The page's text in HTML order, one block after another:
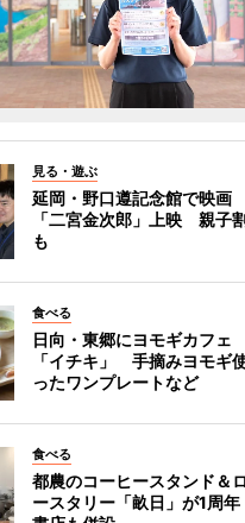
見る・遊ぶ
延岡・野口遵記念館で映画
「二宮金次郎」上映 親子
も
食べる
日向・東郷にヨモギカフェ
「イチキ」 手摘みヨモギ
ったワンプレートなど
食べる
都農のコーヒースタンド＆ロ
ースタリー「畝日」が1周年